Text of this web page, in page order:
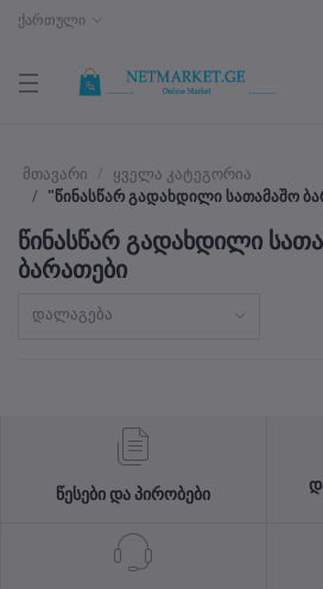
ქართული
მთავარი
ყველა კატეგორია
"წინასწარ გადახდილი სათამაშო
წინასწარ გადახდილი
ბარათები
დალაგება
წესები და პირობები